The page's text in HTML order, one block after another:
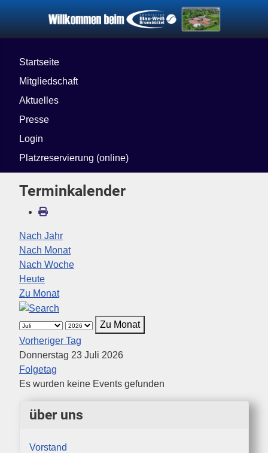
Startseite
Mitgliedschaft
Aktuelles
Presse
Login
Platzreservierung (online)
Terminkalender
Nach Jahr
Nach Monat
Nach Woche
Heute
Zu Monat
Zu Monat
Vorheriger Tag
Donnerstag 23 Juli 2026
Folgetag
Es wurden keine Events gefunden
über uns
Vorstand